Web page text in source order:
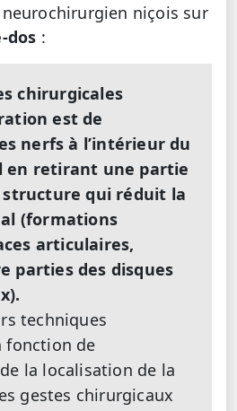
niçois sur
dos :
chirurgicales
est de
nerfs à l’intérieur du
en retirant une partie
structure qui réduit la
(formations
articulaires,
parties des disques
techniques
fonction de
la localisation de la
gestes chirurgicaux